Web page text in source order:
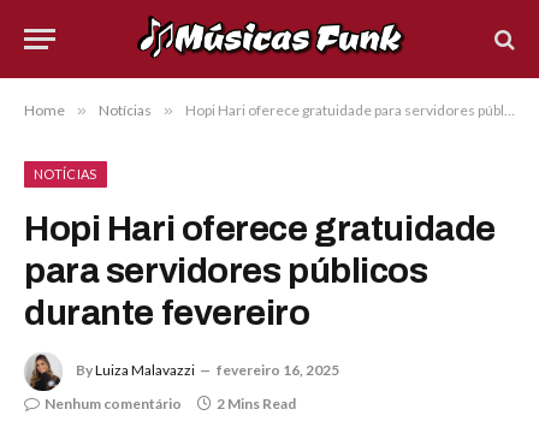
Home » Notícias » Hopi Hari oferece gratuidade para servidores públicos durante fevereiro
NOTÍCIAS
Hopi Hari oferece gratuidade
para servidores públicos
durante fevereiro
ByLuiza Malavazzi
fevereiro 16, 2025
Nenhum comentário
2 Mins Read